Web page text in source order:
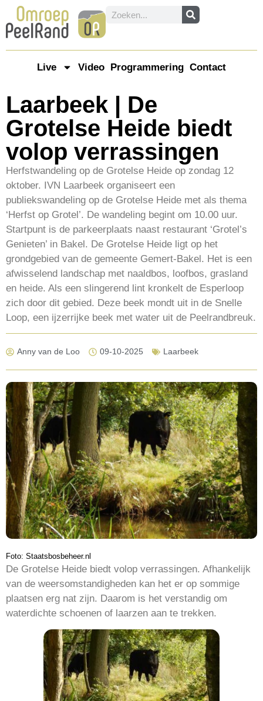
Live Video Programmering Contact
Laarbeek | De
Grotelse Heide biedt
volop verrassingen
Herfstwandeling op de Grotelse Heide op zondag 12
oktober. IVN Laarbeek organiseert een
publiekswandeling op de Grotelse Heide met als thema
‘Herfst op Grotel’. De wandeling begint om 10.00 uur.
Startpunt is de parkeerplaats naast restaurant ‘Grotel’s
Genieten’ in Bakel. De Grotelse Heide ligt op het
grondgebied van de gemeente Gemert-Bakel. Het is een
afwisselend landschap met naaldbos, loofbos, grasland
en heide. Als een slingerend lint kronkelt de Esperloop
zich door dit gebied. Deze beek mondt uit in de Snelle
Loop, een ijzerrijke beek met water uit de Peelrandbreuk.
Anny van de Loo 09-10-2025 Laarbeek
Foto: Staatsbosbeheer.nl
De Grotelse Heide biedt volop verrassingen. Afhankelijk
van de weersomstandigheden kan het er op sommige
plaatsen erg nat zijn. Daarom is het verstandig om
waterdichte schoenen of laarzen aan te trekken.